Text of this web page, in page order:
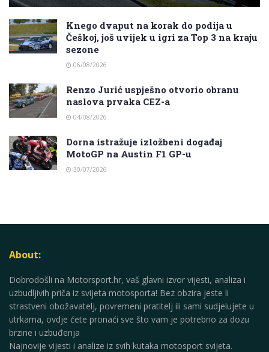
Knego dvaput na korak do podija u
Češkoj, još uvijek u igri za Top 3 na kraju
sezone
06/08/2026
Renzo Jurić uspješno otvorio obranu
naslova prvaka CEZ-a
04/08/2026
Dorna istražuje izložbeni događaj
MotoGP na Austin F1 GP-u
30/07/2026
About:
Dobrodošli na Motorsport.hr, vaš glavni izvor vijesti, analiza i
uzbudljivih priča iz svijeta motosporta! Bez obzira jeste li
strastveni obožavatelj, povremeni pratitelj ili sami sudjelujete u
utrkama, ovdje ćete pronaći sve što vam je potrebno za dozu
brzine i uzbuđenja
Najnovije vijesti i analize iz svih kutaka motosport svijeta.